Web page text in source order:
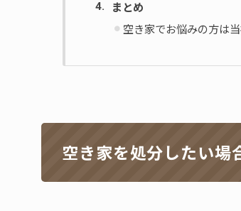
まとめ
空き家でお悩みの方は
空き家を処分したい場